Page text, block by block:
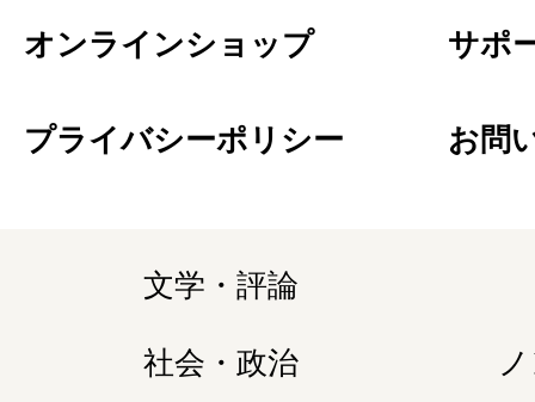
オンラインショップ サポ
プライバシーポリシー お問
文学・評論
社会・政治